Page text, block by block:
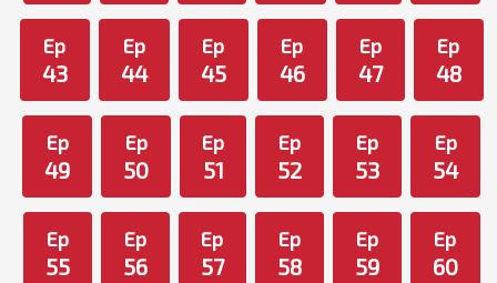
Ep
43
Ep
44
Ep
45
Ep
46
Ep
47
Ep
48
Ep
49
Ep
50
Ep
51
Ep
52
Ep
53
Ep
54
Ep
55
Ep
56
Ep
57
Ep
58
Ep
59
Ep
60